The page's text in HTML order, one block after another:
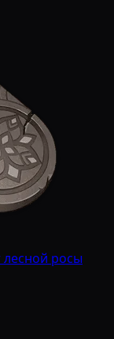
росы